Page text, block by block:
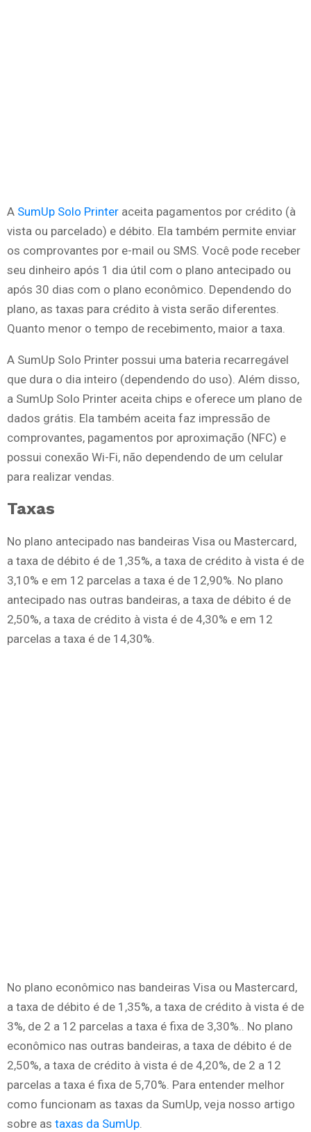
A SumUp Solo Printer aceita pagamentos por crédito (à
vista ou parcelado) e débito. Ela também permite enviar
os comprovantes por e-mail ou SMS. Você pode receber
seu dinheiro após 1 dia útil com o plano antecipado ou
após 30 dias com o plano econômico. Dependendo do
plano, as taxas para crédito à vista serão diferentes.
Quanto menor o tempo de recebimento, maior a taxa.
A SumUp Solo Printer possui uma bateria recarregável
que dura o dia inteiro (dependendo do uso). Além disso,
a SumUp Solo Printer aceita chips e oferece um plano de
dados grátis. Ela também aceita faz impressão de
comprovantes, pagamentos por aproximação (NFC) e
possui conexão Wi-Fi, não dependendo de um celular
para realizar vendas.
Taxas
No plano antecipado nas bandeiras Visa ou Mastercard,
a taxa de débito é de 1,35%, a taxa de crédito à vista é de
3,10% e em 12 parcelas a taxa é de 12,90%. No plano
antecipado nas outras bandeiras, a taxa de débito é de
2,50%, a taxa de crédito à vista é de 4,30% e em 12
parcelas a taxa é de 14,30%.
No plano econômico nas bandeiras Visa ou Mastercard,
a taxa de débito é de 1,35%, a taxa de crédito à vista é de
3%, de 2 a 12 parcelas a taxa é fixa de 3,30%.. No plano
econômico nas outras bandeiras, a taxa de débito é de
2,50%, a taxa de crédito à vista é de 4,20%, de 2 a 12
parcelas a taxa é fixa de 5,70%. Para entender melhor
como funcionam as taxas da SumUp, veja nosso artigo
sobre as taxas da SumUp.